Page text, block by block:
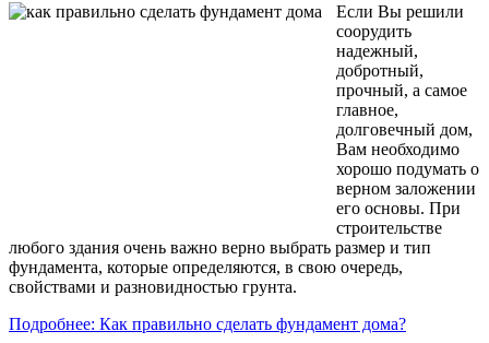
Если Вы решили
соорудить
надежный,
добротный,
прочный, а самое
главное,
долговечный дом,
Вам необходимо
хорошо подумать о
верном заложении
его основы. При
строительстве
любого здания очень важно верно выбрать размер и тип
фундамента, которые определяются, в свою очередь,
свойствами и разновидностью грунта.
Подробнее: Как правильно сделать фундамент дома?